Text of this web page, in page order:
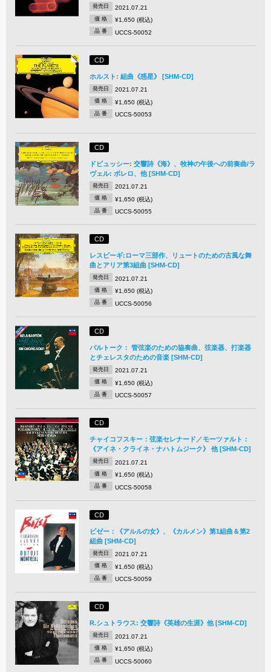
発売日 2021.07.21
価 格 ¥1,650 (税込)
品 番 UCCS-50052
CD
ホルスト: 組曲《惑星》 [SHM-CD]
発売日 2021.07.21
価 格 ¥1,650 (税込)
品 番 UCCS-50053
CD
ドビュッシー: 交響詩《海》、牧神の午後への前奏曲/ラ
ヴェル: ボレロ、他 [SHM-CD]
発売日 2021.07.21
価 格 ¥1,650 (税込)
品 番 UCCS-50055
CD
レスピーギ:ローマ三部作、リュートのための古風な舞
曲とアリア第3組曲 [SHM-CD]
発売日 2021.07.21
価 格 ¥1,650 (税込)
品 番 UCCS-50056
CD
バルトーク： 管弦楽のための協奏曲、弦楽器、打楽器
とチェレスタのための音楽 [SHM-CD]
発売日 2021.07.21
価 格 ¥1,650 (税込)
品 番 UCCS-50057
CD
チャイコフスキー：弦楽セレナード／モーツァルト：
《アイネ・クライネ・ナハトムジーク》 他 [SHM-CD]
発売日 2021.07.21
価 格 ¥1,650 (税込)
品 番 UCCS-50058
CD
ビゼー：《アルルの女》、《カルメン》第1組曲＆第2
組曲 [SHM-CD]
発売日 2021.07.21
価 格 ¥1,650 (税込)
品 番 UCCS-50059
CD
R.シュトラウス: 交響詩《英雄の生涯》他 [SHM-CD]
発売日 2021.07.21
価 格 ¥1,650 (税込)
品 番 UCCS-50060